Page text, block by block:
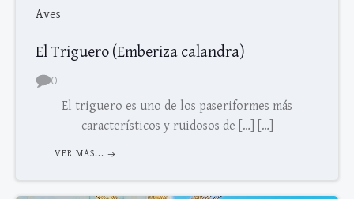
Aves
El Triguero (Emberiza calandra)
0
El triguero es uno de los paseriformes más
característicos y ruidosos de […] […]
VER MAS...